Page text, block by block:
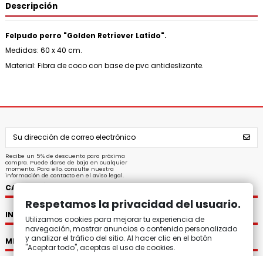
Descripción
Felpudo perro "Golden Retriever Latido".
Medidas: 60 x 40 cm.
Material: Fibra de coco con base de pvc antideslizante.
Recibe un 5% de descuento para próxima
compra. Puede darse de baja en cualquier
momento. Para ello, consulte nuestra
información de contacto en el aviso legal.
CATEGORÍAS
INFORMACIÓN
MI CUENTA
Respetamos la privacidad del usuario.
Utilizamos cookies para mejorar tu experiencia de
navegación, mostrar anuncios o contenido personalizado
y analizar el tráfico del sitio. Al hacer clic en el botón
"Aceptar todo", aceptas el uso de cookies.